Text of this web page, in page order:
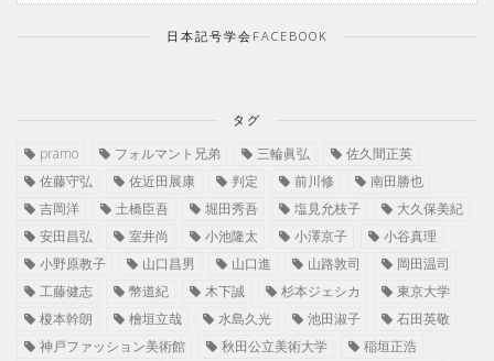
日本記号学会FACEBOOK
タグ
pramo フォルマント兄弟 三輪眞弘
佐久間正英
佐藤守弘
佐近田展康 判定 前川修
南田勝也
吉岡洋
土橋臣吾 堀田秀吾 塩見允枝子
大久保美紀
安田昌弘
室井尚 小池隆太 小澤京子
小谷真理
小野原教子
山口昌男 山口進 山路敦司
岡田温司
工藤健志
幣道紀 木下誠 杉本ジェシカ
東京大学
榎本幹朗
檜垣立哉 水島久光 池田淑子
石田英敬
神戸ファッション美術館
秋田公立美術大学
稲垣正浩